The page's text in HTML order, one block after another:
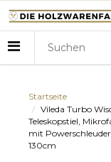
Startseite
Vileda Turbo
Teleskopstiel,
mit
130cm